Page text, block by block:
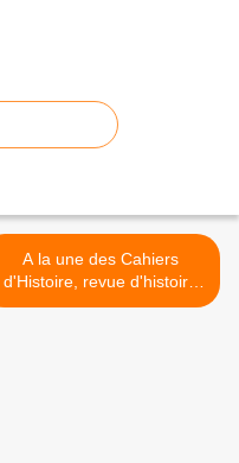
A la une des Cahiers
d'Histoire, revue d'histoire
critique n°154 >